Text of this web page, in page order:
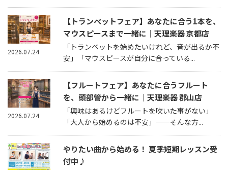
【トランペットフェア】あなたに合う1本を、
マウスピースまで一緒に｜天理楽器 京都店
「トランペットを始めたいけれど、音が出るか不
安」「マウスピースが自分に合っている...
2026.07.24
【フルートフェア】あなたに合うフルート
を、頭部管から一緒に｜天理楽器 郡山店
「興味はあるけどフルートを吹いた事がない」
「大人から始めるのは不安」——そんな方...
2026.07.24
やりたい曲から始める！ 夏季短期レッスン受
付中♪